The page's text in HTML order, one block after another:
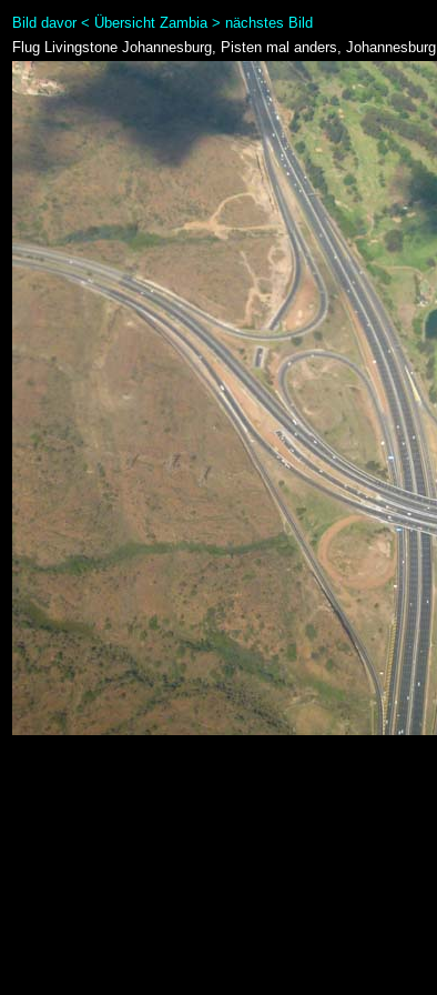
Bild davor< Übersicht Zambia> nächstes Bild
Flug Livingstone Johannesburg, Pisten mal anders, Johannesburg